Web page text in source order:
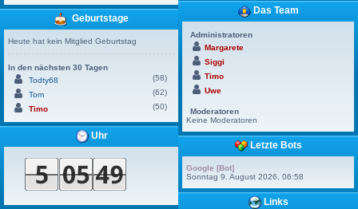
Geburtstage
Heute hat kein Mitglied Geburtstag
In den nächsten 30 Tagen
Todty68
(58)
Tom
(62)
Timo
(50)
Uhr
Das Team
Administratoren
Margarete
Siggi
Timo
Uwe
Moderatoren
Keine Moderatoren
Letzte Bots
Google [Bot]
Sonntag 9. August 2026, 06:58
Links